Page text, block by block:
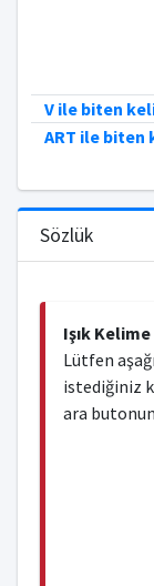
V ile biten
ART ile biten
Sözlük
Işık
Lütfen
istediğiniz
ara